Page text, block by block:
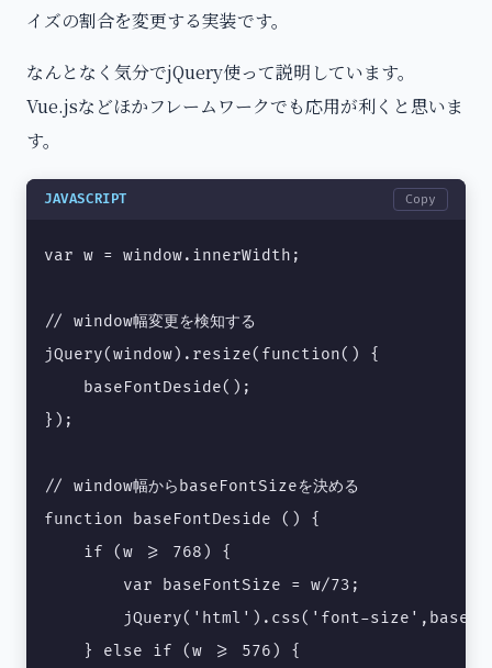
イズの割合を変更する実装です。
なんとなく気分でjQuery使って説明しています。
Vue.jsなどほかフレームワークでも応用が利くと思いま
す。
JAVASCRIPT Copy
var w = window.innerWidth;
// window幅変更を検知する
jQuery(window).resize(function() {
    baseFontDeside();
});
// window幅からbaseFontSizeを決める
function baseFontDeside () {
    if (w >= 768) {
        var baseFontSize = w/73;
jQuery('html').css('font-
    } else if (w >= 576) {